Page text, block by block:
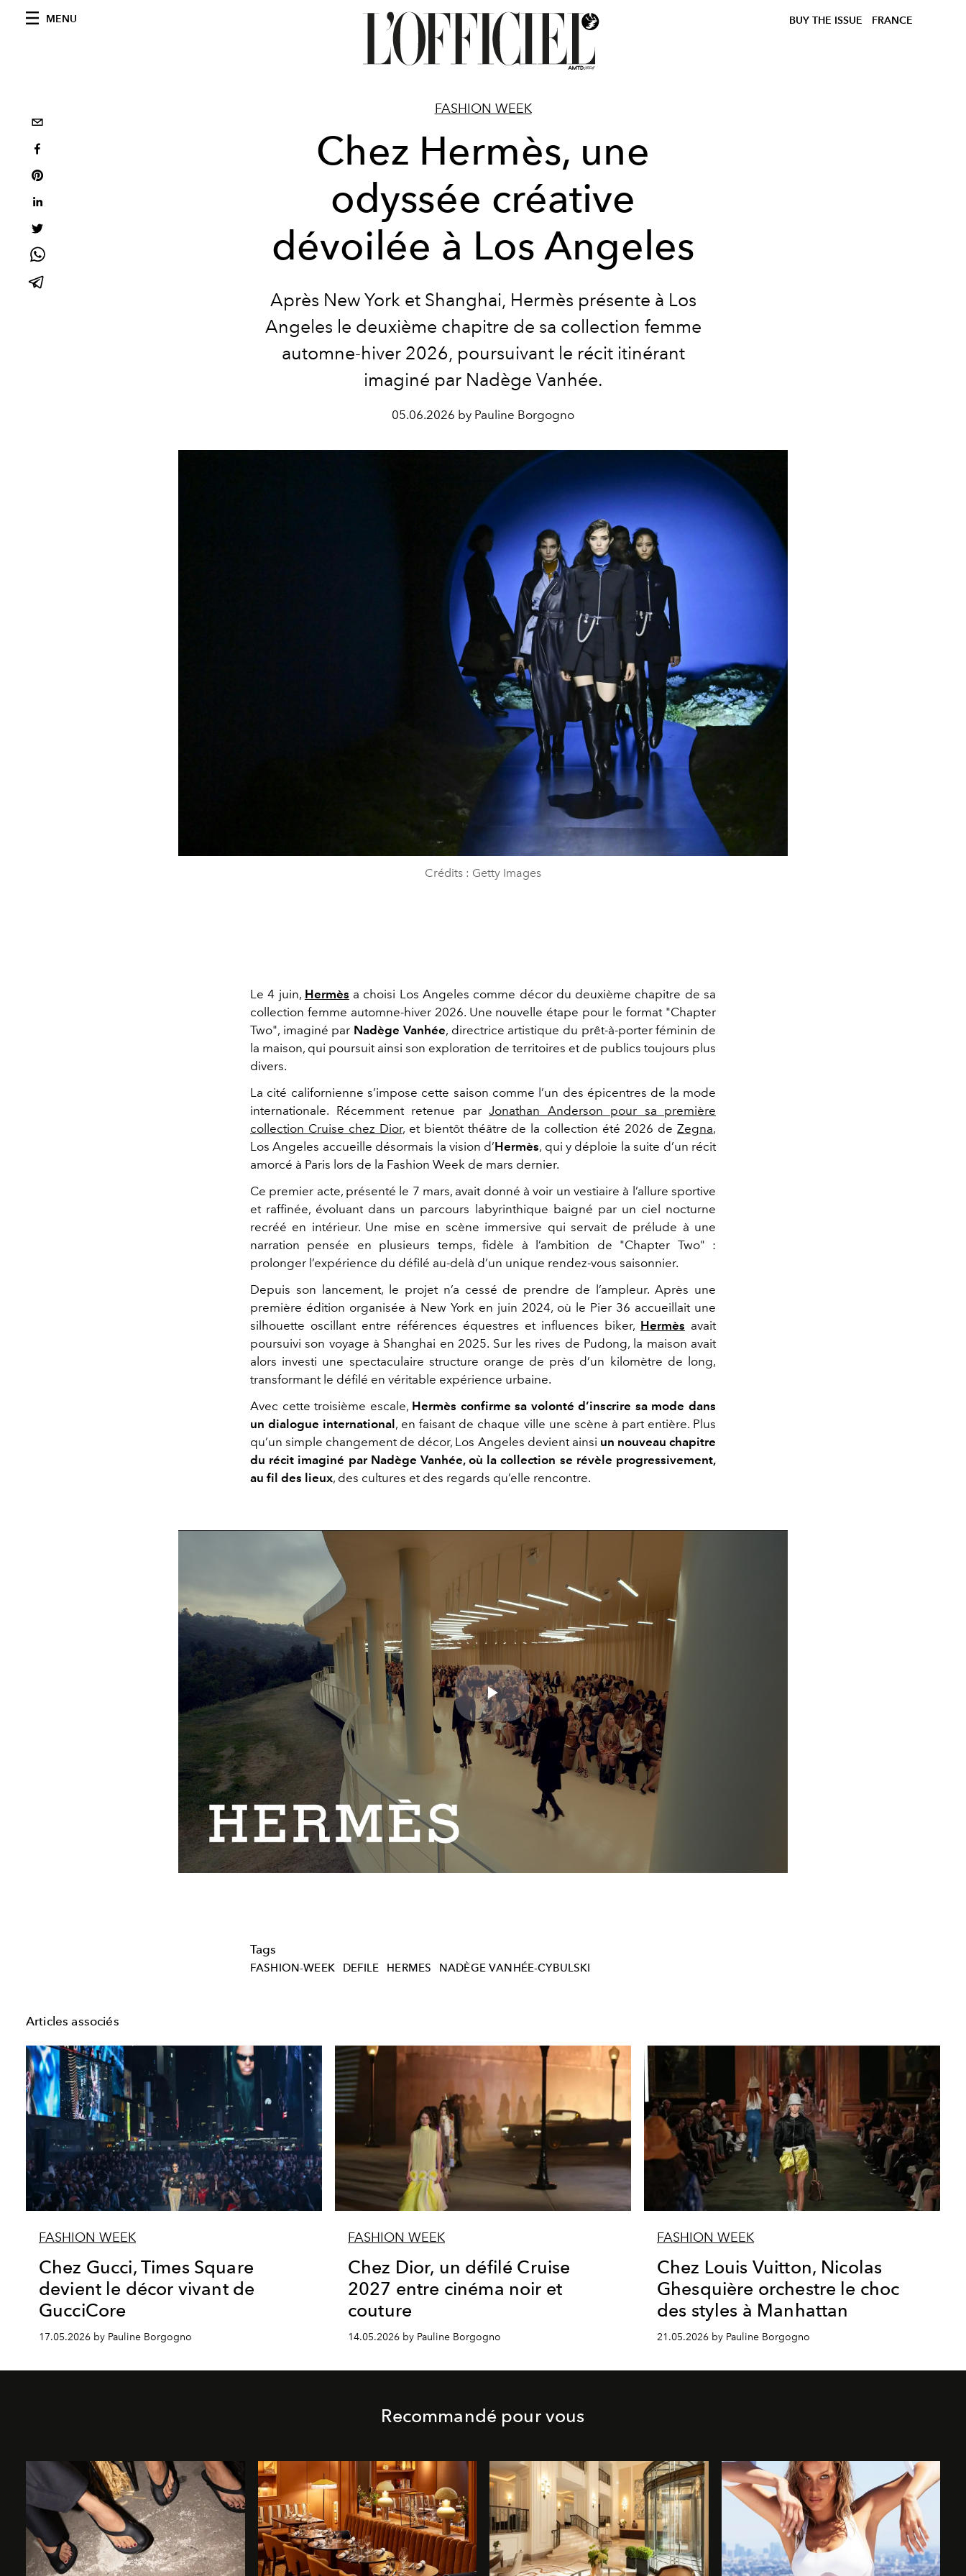
MENU BUY THE ISSUE FRANCE
FASHION WEEK
Chez Hermès, une
odyssée créative
dévoilée à Los Angeles
Après New York et Shanghai, Hermès présente à Los
Angeles le deuxième chapitre de sa collection femme
automne-hiver 2026, poursuivant le récit itinérant
imaginé par Nadège Vanhée.
05.06.2026 by Pauline Borgogno
Crédits : Getty Images
Le 4 juin, Hermès a choisi Los Angeles comme décor du deuxième chapitre de sa
collection femme automne-hiver 2026. Une nouvelle étape pour le format "Chapter
Two", imaginé par Nadège Vanhée, directrice artistique du prêt-à-porter féminin de
la maison, qui poursuit ainsi son exploration de territoires et de publics toujours plus
divers.
La cité californienne s’impose cette saison comme l’un des épicentres de la mode
internationale. Récemment retenue par Jonathan Anderson pour sa première
collection Cruise chez Dior, et bientôt théâtre de la collection été 2026 deZegna,
Los Angeles accueille désormais la vision d’Hermès, qui y déploie la suite d’un récit
amorcé à Paris lors de la Fashion Week de mars dernier.
Ce premier acte, présenté le 7 mars, avait donné à voir un vestiaire à l’allure sportive
et raffinée, évoluant dans un parcours labyrinthique baigné par un ciel nocturne
recréé en intérieur. Une mise en scène immersive qui servait de prélude à une
narration pensée en plusieurs temps, fidèle à l’ambition de "Chapter Two" :
prolonger l’expérience du défilé au-delà d’un unique rendez-vous saisonnier.
Depuis son lancement, le projet n’a cessé de prendre de l’ampleur. Après une
première édition organisée à New York en juin 2024, où le Pier 36 accueillait une
silhouette oscillant entre références équestres et influences biker, Hermès avait
poursuivi son voyage à Shanghai en 2025. Sur les rives de Pudong, la maison avait
alors investi une spectaculaire structure orange de près d’un kilomètre de long,
transformant le défilé en véritable expérience urbaine.
Avec cette troisième escale, Hermès confirme sa volonté d’inscrire sa mode dans
un dialogue international , en faisant de chaque ville une scène à part entière. Plus
qu’un simple changement de décor, Los Angeles devient ainsi un nouveau chapitre
du récit imaginé par Nadège Vanhée, où la collection se révèle progressivement,
au fil des lieux, des cultures et des regards qu’elle rencontre.
Play
Video
Tags
FASHION-WEEK DEFILE HERMES NADÈGE VANHÉE-CYBULSKI
Articles associés
FASHION WEEK
Chez Gucci, Times Square
devient le décor vivant de
GucciCore
17.05.2026 by Pauline Borgogno
FASHION WEEK
Chez Dior, un défilé Cruise
2027 entre cinéma noir et
couture
14.05.2026 by Pauline Borgogno
FASHION WEEK
Chez Louis Vuitton, Nicolas
Ghesquière orchestre le choc
des styles à Manhattan
21.05.2026 by Pauline Borgogno
Recommandé pour vous